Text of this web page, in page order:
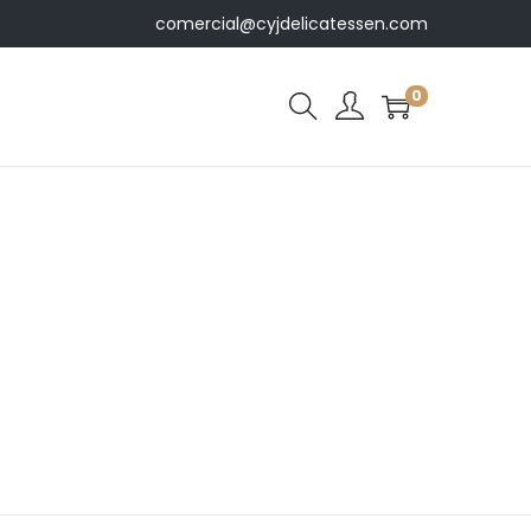
comercial@cyjdelicatessen.com
0